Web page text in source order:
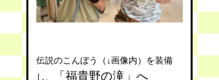
伝説のこんぼう（↓画像内）を装備
し、
「福貴野の滝」へ